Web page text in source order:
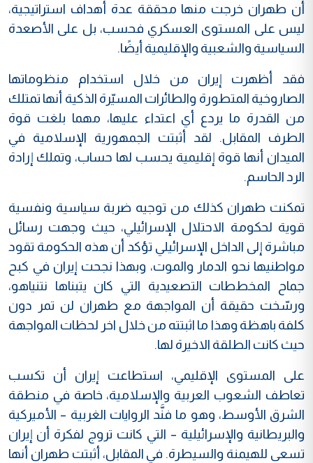
أن طهران خرجت منها محققة عدة أهداف استراتيجية،
ليس على المستوى العسكري فحسب، بل على الأصعدة
السياسية والشعبية والإقليمية أيضًا.
فقد أظهرت إيران من خلال استخدام منظوماتها
الصاروخية المتطورة والطائرات المسيّرة الذكية أنها تمتلك
من القدرة ما يردع أي اعتداء عليها، مهما بلغت قوة
الطرف المقابل. لقد أثبتت الجمهورية الإسلامية في
الميدان أنها قوة إقليمية يحسب لها حساب، وتملك إرادة
الرد الحاسم.
تمكنت طهران كذلك من توجيه ضربة سياسية ونفسية
قوية لحكومة الاحتلال الإسرائيلي، حيث وجهت رسائل
مباشرة إلى الداخل الإسرائيلي تؤكد أن هذه الحكومة تقود
مواطنيها نحو الدمار والموت، وبهذا نجحت إيران في كبح
جماح المخططات التصعيدية التي كان يتبناها نتنياهو،
ورسّخت حقيقة أن المواجهة مع طهران لن تمر دون
كلفة باهظة وهذا ما اثبتته من خلال اخر لحظات المواجهة
حيث كانت الطلقة الاخيرة لها.
على المستوى الإقليمي، استطاعت إيران أن تكسب
تعاطف الشعوب العربية والإسلامية، خاصة في منطقة
الشرق الأوسط، وهو ما فنَّد الروايات الغربية – الأميركية
والبريطانية والإسرائيلية – التي كانت تروج لفكرة أن إيران
تسعى للهيمنة والسيطرة. في المقابل، أثبتت طهران أنها